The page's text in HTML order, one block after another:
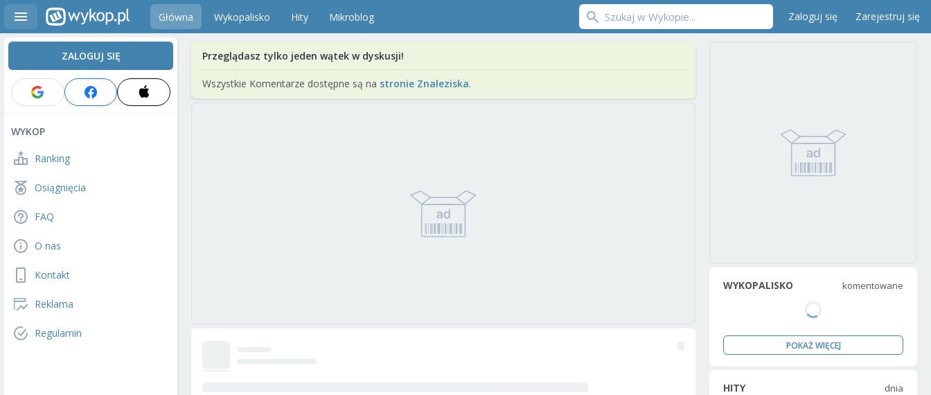
Główna Wykopalisko Hity Mikroblog Zaloguj się Zarejestruj się
ZALOGUJ SIĘ
WYKOP
Ranking
Osiągnięcia
FAQ
O nas
Kontakt
Reklama
Regulamin
Przeglądasz tylko jeden wątek w dyskusji!
Wszystkie Komentarze dostępne są na stronie Znaleziska.
WYKOPALISKO komentowane
POKAŻ WIĘCEJ
HITY dnia